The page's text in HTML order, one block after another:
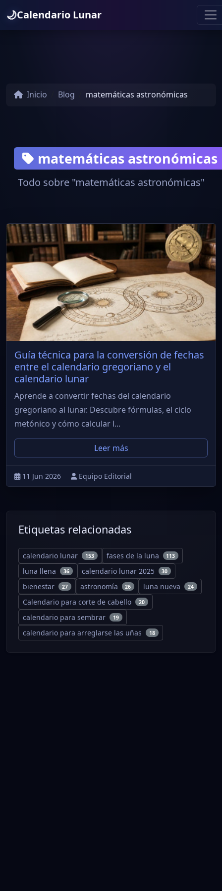
🌙Calendario Lunar
Inicio Blog matemáticas astronómicas
matemáticas astronómicas
Todo sobre "matemáticas astronómicas"
Guía técnica para la conversión de fechas
entre el calendario gregoriano y el
calendario lunar
Aprende a convertir fechas del calendario
gregoriano al lunar. Descubre fórmulas, el ciclo
metónico y cómo calcular l...
Leer más
11 Jun 2026 Equipo Editorial
Etiquetas relacionadas
calendario lunar 153 fases de la luna 113
luna llena 36 calendario lunar 2025 30
bienestar 27 astronomía 26 luna nueva 24
Calendario para corte de cabello 20
calendario para sembrar 19
calendario para arreglarse las uñas 18